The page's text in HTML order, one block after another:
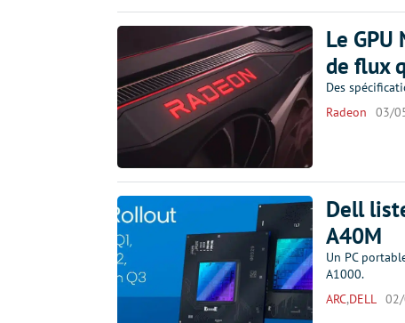
Le
de flux
Des
Radeon
03/
Dell
A40M
Un PC
A1000.
ARC,DELL